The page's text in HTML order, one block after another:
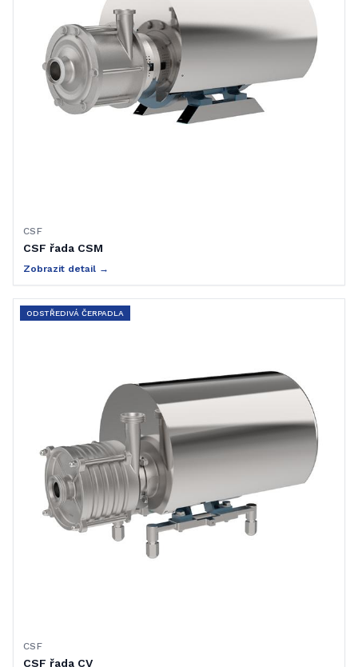
CSF
CSF řada CSM
Zobrazit detail →
ODSTŘEDIVÁ ČERPADLA
CSF
CSF řada CV